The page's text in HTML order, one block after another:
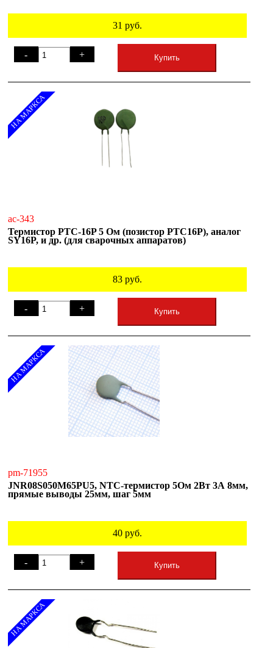
31 руб.
- + Купить
НА МАРКСА
ac-343
Термистор PTC-16P 5 Ом (позистор PTC16P), аналог
SY16P, и др. (для сварочных аппаратов)
83 руб.
- + Купить
НА МАРКСА
pm-71955
JNR08S050M65PU5, NTC-термистор 5Ом 2Вт 3А 8мм,
прямые выводы 25мм, шаг 5мм
40 руб.
- + Купить
НА МАРКСА